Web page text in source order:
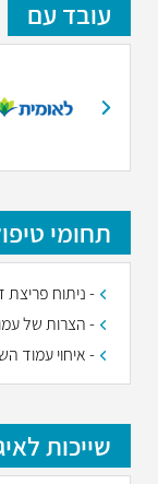
עובד עם
תחומי
- ניתוח פריצת
- הצרות של
- איחוי עמוד
שייכות